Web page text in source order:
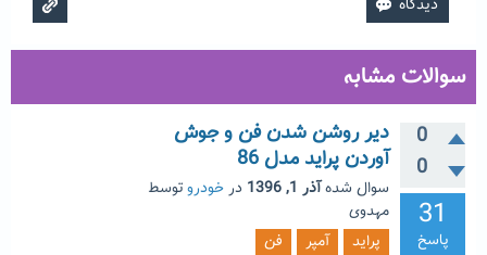
سوالات مشابه
0
0
31
پاسخ
دیر روشن شدن فن و جوش
آوردن پراید مدل 86
سوال شدهآذر 1, 1396 درخودروتوسط
مهدوی
پراید
آمپر فن